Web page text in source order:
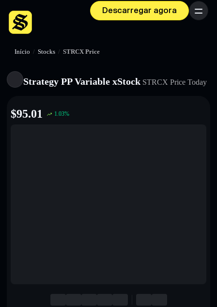
Descarregar agora Menu
Início / Stocks / STRCX Price
Strategy PP Variable xStock STRCX Price Today
$95.01 1.03%